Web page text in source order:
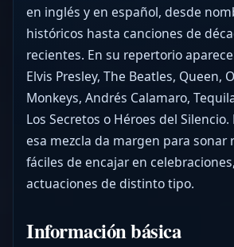
en inglés y en español, desde
históricos hasta canciones de
recientes. En su repertorio
Elvis Presley, The Beatles, Queen,
Monkeys, Andrés Calamaro,
Los Secretos o Héroes del
esa mezcla da margen para sonar
fáciles de encajar en
actuaciones de distinto tipo.
Información básica